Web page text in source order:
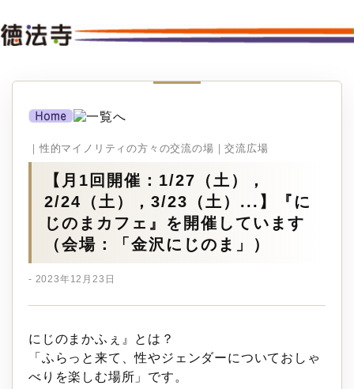
｜性的マイノリティの方々の交流の場｜交流広場
【月1回開催：1/27（土），
2/24（土），3/23（土）...】『に
じのまカフェ』を開催しています
（会場：「金沢にじのま」）
- 2023年12月23日
にじのまかふぇ』とは？
「ふらっと来て、性やジェンダーについておしゃ
べりを楽しむ場所」です。